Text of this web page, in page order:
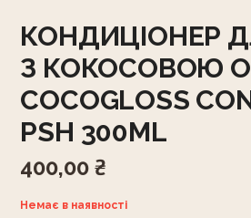
КОНДИЦІОНЕР
З КОКОСОВОЮ
СОСОGLOSS
PSH 300ML
400,00₴
Немає в наявності